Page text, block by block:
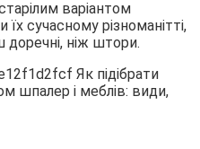
варіантом
сучасному різноманітті,
доречні, ніж штори.